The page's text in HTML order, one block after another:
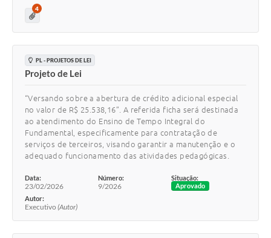
4
PL - PROJETOS DE LEI
Projeto de Lei
“Versando sobre a abertura de crédito adicional especial
no valor de R$ 25.538,16”. A referida ficha será destinada
ao atendimento do Ensino de Tempo Integral do
Fundamental, especificamente para contratação de
serviços de terceiros, visando garantir a manutenção e o
adequado funcionamento das atividades pedagógicas.
Data:
23/02/2026
Número:
9/2026
Situação:
Aprovado
Autor:
Executivo (Autor)